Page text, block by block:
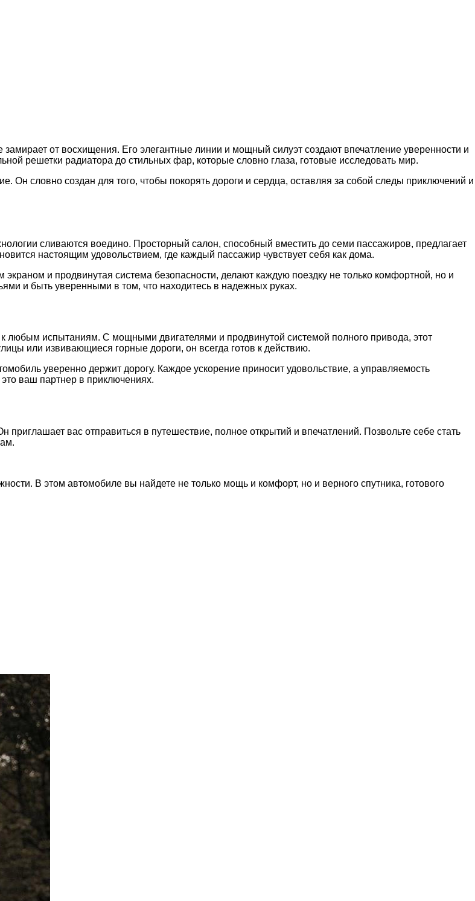
замирает от восхищения. Его элегантные линии и мощный силуэт создают впечатление уверенности и
решетки радиатора до стильных фар, которые словно глаза, готовые исследовать мир.
Он словно создан для того, чтобы покорять дороги и сердца, оставляя за собой следы приключений и
сливаются воедино. Просторный салон, способный вместить до семи пассажиров, предлагает
настоящим удовольствием, где каждый пассажир чувствует себя как дома.
и продвинутая система безопасности, делают каждую поездку не только комфортной, но и
и быть уверенными в том, что находитесь в надежных руках.
любым испытаниям. С мощными двигателями и продвинутой системой полного привода, этот
или извивающиеся горные дороги, он всегда готов к действию.
уверенно держит дорогу. Каждое ускорение приносит удовольствие, а управляемость
ваш партнер в приключениях.
вас отправиться в путешествие, полное открытий и впечатлений. Позвольте себе стать
В этом автомобиле вы найдете не только мощь и комфорт, но и верного спутника, готового